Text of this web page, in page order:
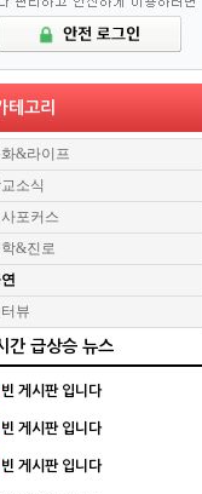
이율관기자] 수업 시간 덮친 화
김담경기자] 2026 서울평화 모
김담경기자]
테고리
&라이프
소식
포커스
&진로
뷰
간 급상승 뉴스
빈 게시판 입니다
빈 게시판 입니다
빈 게시판 입니다